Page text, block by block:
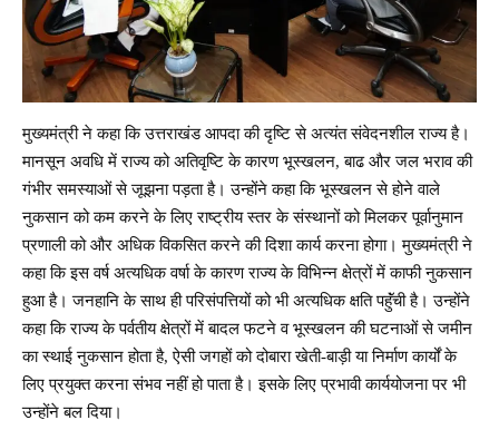
मुख्यमंत्री ने कहा कि उत्तराखंड आपदा की दृष्टि से अत्यंत संवेदनशील राज्य है।
मानसून अवधि में राज्य को अतिवृष्टि के कारण भूस्खलन, बाढ और जल भराव की
गंभीर समस्याओं से जूझना पड़ता है। उन्होंने कहा कि भूस्खलन से होने वाले
नुकसान को कम करने के लिए राष्ट्रीय स्तर के संस्थानों को मिलकर पूर्वानुमान
प्रणाली को और अधिक विकसित करने की दिशा कार्य करना होगा। मुख्यमंत्री ने
कहा कि इस वर्ष अत्यधिक वर्षा के कारण राज्य के विभिन्न क्षेत्रों में काफी नुकसान
हुआ है। जनहानि के साथ ही परिसंपत्तियों को भी अत्यधिक क्षति पहॅुंची है। उन्होंने
कहा कि राज्य के पर्वतीय क्षेत्रों में बादल फटने व भूस्खलन की घटनाओं से जमीन
का स्थाई नुकसान होता है, ऐसी जगहों को दोबारा खेती-बाड़ी या निर्माण कार्यों के
लिए प्रयुक्त करना संभव नहीं हो पाता है। इसके लिए प्रभावी कार्ययोजना पर भी
उन्होंने बल दिया।